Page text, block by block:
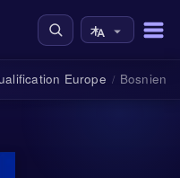
Europe / Bosnien